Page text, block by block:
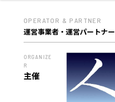
OPERATOR & PARTNER
運営事業者・運営パートナー
ORGANIZE
R
主催